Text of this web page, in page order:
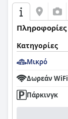
Πληροφορίες
Κατηγορίες
Μικρό
Δωρεάν WiFi
Πάρκινγκ